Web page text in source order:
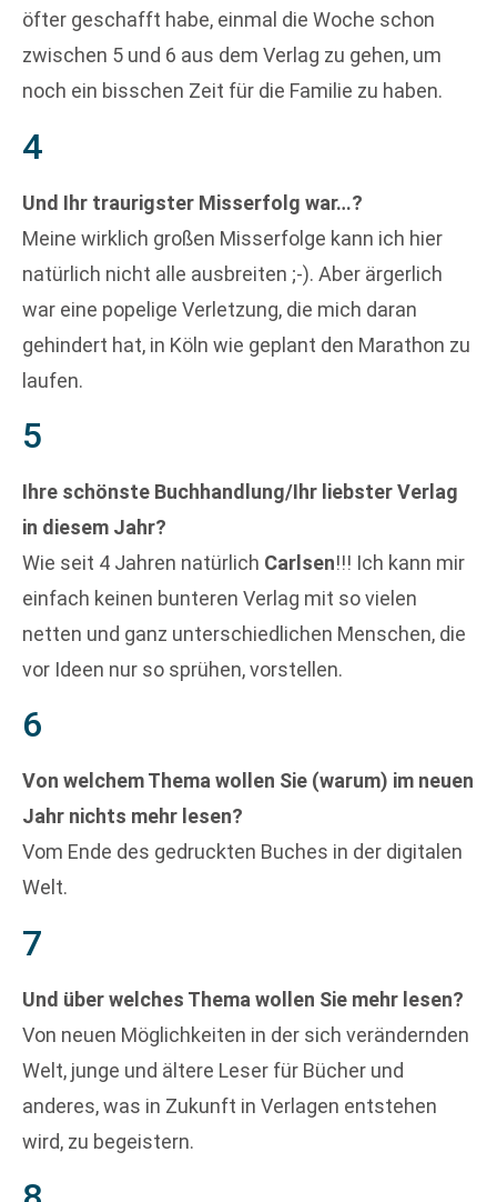
öfter geschafft habe, einmal die Woche schon
zwischen 5 und 6 aus dem Verlag zu gehen, um
noch ein bisschen Zeit für die Familie zu haben.
4
Und Ihr traurigster Misserfolg war…?
Meine wirklich großen Misserfolge kann ich hier
natürlich nicht alle ausbreiten ;-). Aber ärgerlich
war eine popelige Verletzung, die mich daran
gehindert hat, in Köln wie geplant den Marathon zu
laufen.
5
Ihre schönste Buchhandlung/Ihr liebster Verlag
in diesem Jahr?
Wie seit 4 Jahren natürlich Carlsen!!! Ich kann mir
einfach keinen bunteren Verlag mit so vielen
netten und ganz unterschiedlichen Menschen, die
vor Ideen nur so sprühen, vorstellen.
6
Von welchem Thema wollen Sie (warum) im neuen
Jahr nichts mehr lesen?
Vom Ende des gedruckten Buches in der digitalen
Welt.
7
Und über welches Thema wollen Sie mehr lesen?
Von neuen Möglichkeiten in der sich verändernden
Welt, junge und ältere Leser für Bücher und
anderes, was in Zukunft in Verlagen entstehen
wird, zu begeistern.